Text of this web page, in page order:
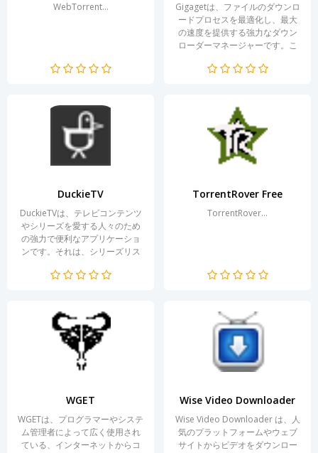
WebTorrent...
Gigagetは、ファイルのダウンロ
ードプロセスを最適化し、最大
の速度を提供する強力なダウン
ローダーマネージャーです。こ
ターフェースと、単一のファイ
大幅に簡素化する多くの便利な
機能により、同類の中でも際立
っています。ユーザーは、イン
ター...
DuckieTV
DuckieTVは、テレビコンテンツ
やシリーズを愛する人々のため
の強力で便利なアプリケーショ
ンです。それは、シリーズリス
スケジュールの作成、最新のリ
す。急速に進化するデジタル技
術の世界の中で、DuckieTVはユ
ーザーに直感的なインター...
TorrentRover Free
TorrentRover...
WGET
WGETは、プログラマーやシステ
ム管理者によって広く使用され
ている、インターネットからコ
Wise Video Downloader
Wise Video Downloader は、人
気のプラットフォームやウェブ
サイトからビデオをダウンロー